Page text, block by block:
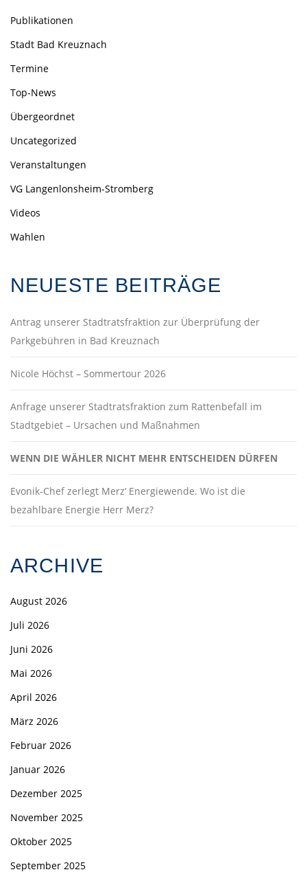
Publikationen
Stadt Bad Kreuznach
Termine
Top-News
Übergeordnet
Uncategorized
Veranstaltungen
VG Langenlonsheim-Stromberg
Videos
Wahlen
NEUESTE BEITRÄGE
Antrag unserer Stadtratsfraktion zur Überprüfung der
Parkgebühren in Bad Kreuznach
Nicole Höchst – Sommertour 2026
Anfrage unserer Stadtratsfraktion zum Rattenbefall im
Stadtgebiet – Ursachen und Maßnahmen
WENN DIE WÄHLER NICHT MEHR ENTSCHEIDEN DÜRFEN
Evonik-Chef zerlegt Merz‘ Energiewende. Wo ist die
bezahlbare Energie Herr Merz?
ARCHIVE
August 2026
Juli 2026
Juni 2026
Mai 2026
April 2026
März 2026
Februar 2026
Januar 2026
Dezember 2025
November 2025
Oktober 2025
September 2025